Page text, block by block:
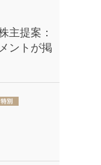
主提案：
ントが掲